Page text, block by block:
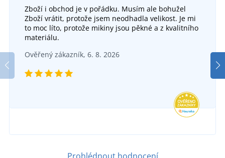
Zboží i obchod je v pořádku. Musím ale bohužel
Zboží vrátit, protože jsem neodhadla velikost. Je mi
to moc líto, protože mikiny jsou pěkné a z kvalitního
materiálu.
Ověřený zákazník, 6. 8. 2026